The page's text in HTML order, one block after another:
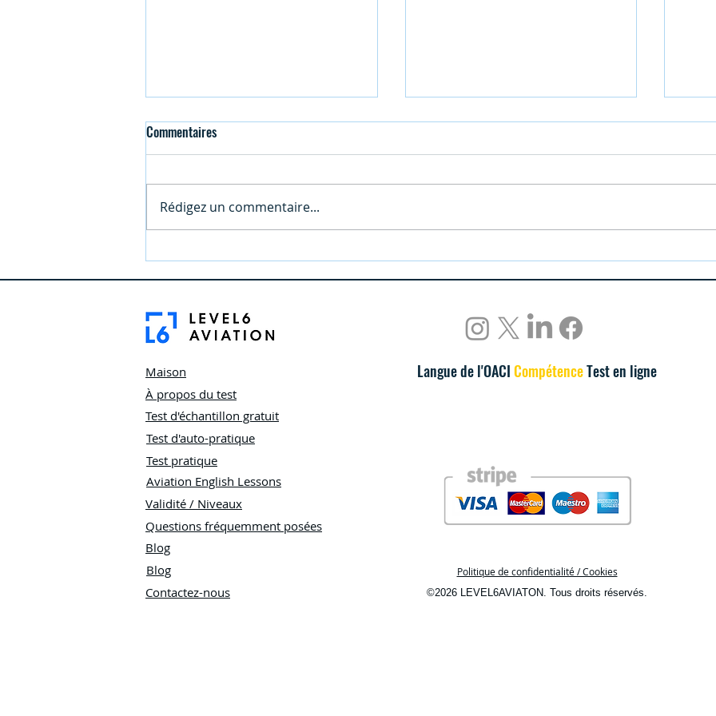
Atteindre le sommet : comprendre
les compétences en anglais de
Envolez-vous vers de plus hauts
sommets avec la maîtrise de
Commentaires
Rédigez un commentaire...
Langue de l'OACICompétenceTest en ligne
Maison
À propos du test
Validité / Niveaux
Questions fréquemment posées
Blog
Contactez-nous
©2026 LEVEL6AVIATON. Tous droits réservés.
Test d'échantillon gratuit
Test d'auto-pratique
Test pratique
Politique de confidentialité / Cookies
Aviation English Lessons
Blog